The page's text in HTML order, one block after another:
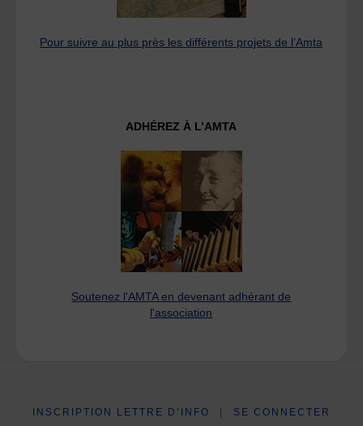
Pour suivre au plus près les différents projets de l’Amta
ADHÉREZ À L’AMTA
Soutenez l'AMTA en devenant adhérant de
l'association
INSCRIPTION LETTRE D’INFO SE CONNECTER